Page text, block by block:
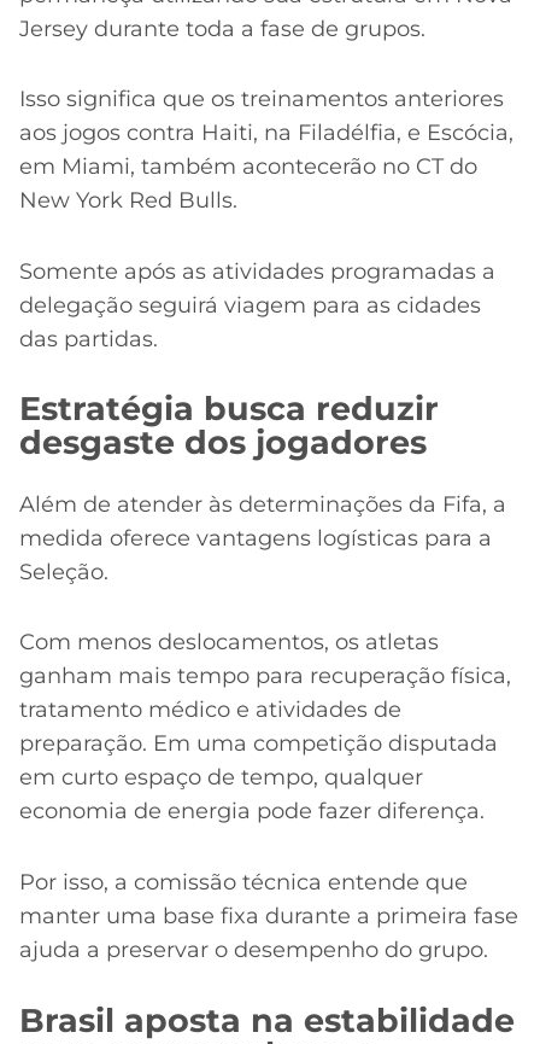
Jersey durante toda a fase de grupos.
Isso significa que os treinamentos anteriores
aos jogos contra Haiti, na Filadélfia, e Escócia,
em Miami, também acontecerão no CT do
New York Red Bulls.
Somente após as atividades programadas a
delegação seguirá viagem para as cidades
das partidas.
Estratégia busca reduzir
desgaste dos jogadores
Além de atender às determinações da Fifa, a
medida oferece vantagens logísticas para a
Seleção.
Com menos deslocamentos, os atletas
ganham mais tempo para recuperação física,
tratamento médico e atividades de
preparação. Em uma competição disputada
em curto espaço de tempo, qualquer
economia de energia pode fazer diferença.
Por isso, a comissão técnica entende que
manter uma base fixa durante a primeira fase
ajuda a preservar o desempenho do grupo.
Brasil aposta na estabilidade